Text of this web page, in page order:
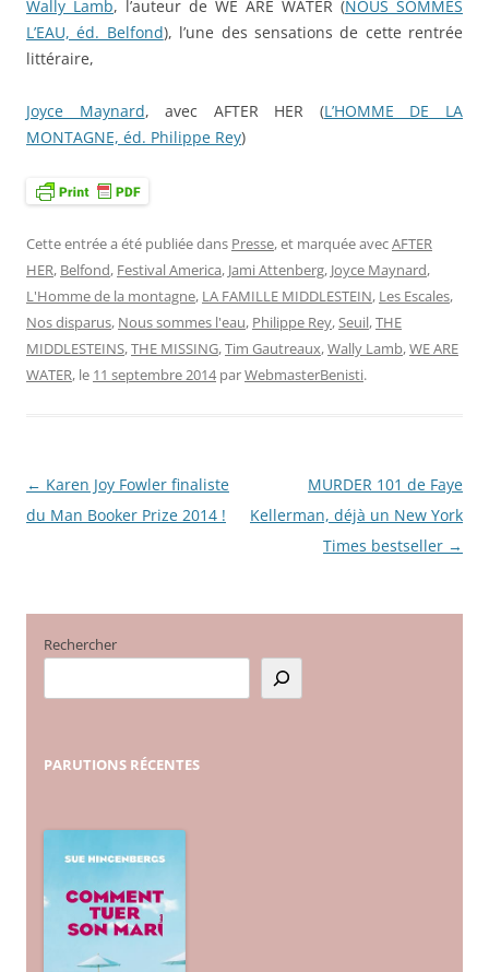
Wally Lamb, l’auteur de WE ARE WATER (NOUS SOMMES
L’EAU, éd. Belfond), l’une des sensations de cette rentrée
littéraire,
Joyce Maynard, avec AFTER HER (L’HOMME DE LA
MONTAGNE, éd. Philippe Rey)
Cette entrée a été publiée dans Presse, et marquée avecAFTER
HER, Belfond, Festival America, Jami Attenberg, Joyce Maynard,
L'Homme de la montagne, LA FAMILLE MIDDLESTEIN, Les Escales,
Nos disparus, Nous sommes l'eau, Philippe Rey,Seuil,THE
MIDDLESTEINS,THE MISSING,Tim Gautreaux,Wally Lamb,WE ARE
WATER, le 11 septembre 2014 parWebmasterBenisti.
Navigation
des
← Karen Joy Fowler finaliste
du Man Booker Prize 2014 !
MURDER 101 de Faye
Kellerman, déjà un New York
Times bestseller →
Rechercher
PARUTIONS RÉCENTES